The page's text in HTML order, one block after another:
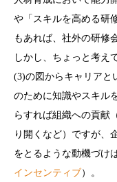
や「スキルを高める研
もあれば、社外の研修
しかし、ちょっと考え
(3)の図からキャリアと
のために知識やスキル
らすれば組織への貢献
り開くなど）ですが、
をとるような動機づけ
インセンティブ）。